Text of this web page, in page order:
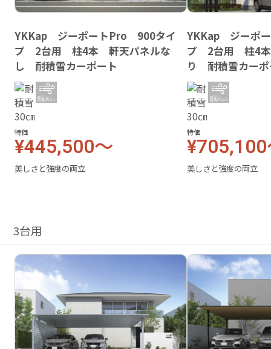
YKKap ジーポートPro 900タイ
プ 2台用 柱4本 軒天パネルな
し 耐積雪カーポート
特価
¥445,500～
美しさと強度の両立
YKKap ジーポ
プ 2台用 柱4
り 耐積雪カー
特価
美しさと強度の両立
3台用